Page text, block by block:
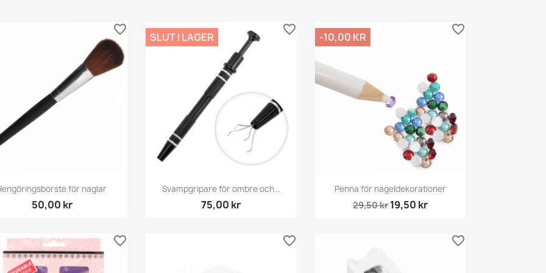
Snabbvyför naglar
50,00 kr
favorite_border
Snabbvy
Svampgripare för ombre och...
75,00 kr
SLUT I LAGER
favorite_border
Snabbvy
Penna för nageldekorationer
29,50 kr 19,50 kr
-10,00 KR
favorite_border
favorite_border favorite_border favorite_border